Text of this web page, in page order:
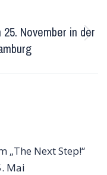
November in der
„The Next Step!“
Mai